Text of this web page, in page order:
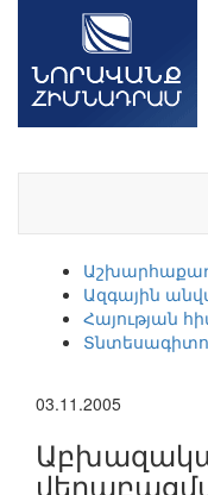
Ազգային
Հայության
03.11.2005